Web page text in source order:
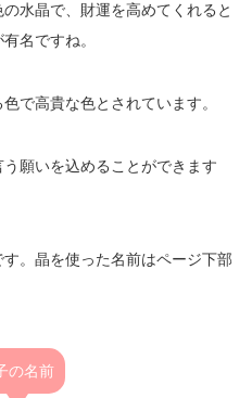
水晶で、財運を高めてくれると
名ですね。
で高貴な色とされています。
願いを込めることができます
。晶を使った名前はページ下部
の名前